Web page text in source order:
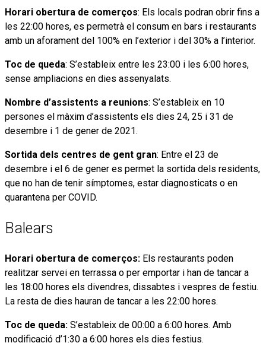
Horari obertura de comerços: Els locals podran obrir fins a
les 22:00 hores, es permetrà el consum en bars i restaurants
amb un aforament del 100% en l’exterior i del 30% a l’interior.
Toc de queda: S’estableix entre les 23:00 i les 6:00 hores,
sense ampliacions en dies assenyalats.
Nombre d’assistents a reunions: S’estableix en 10
persones el màxim d’assistents els dies 24, 25 i 31 de
desembre i 1 de gener de 2021.
Sortida dels centres de gent gran: Entre el 23 de
desembre i el 6 de gener es permet la sortida dels residents,
que no han de tenir símptomes, estar diagnosticats o en
quarantena per COVID.
Balears
Horari obertura de comerços: Els restaurants poden
realitzar servei en terrassa o per emportar i han de tancar a
les 18:00 hores els divendres, dissabtes i vespres de festiu.
La resta de dies hauran de tancar a les 22:00 hores.
Toc de queda: S’estableix de 00:00 a 6:00 hores. Amb
modificació d’1:30 a 6:00 hores els dies festius.